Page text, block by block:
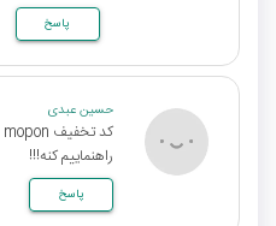
پاسخ
حسین عبدی
راهنماییم کنه!!!
پاسخ